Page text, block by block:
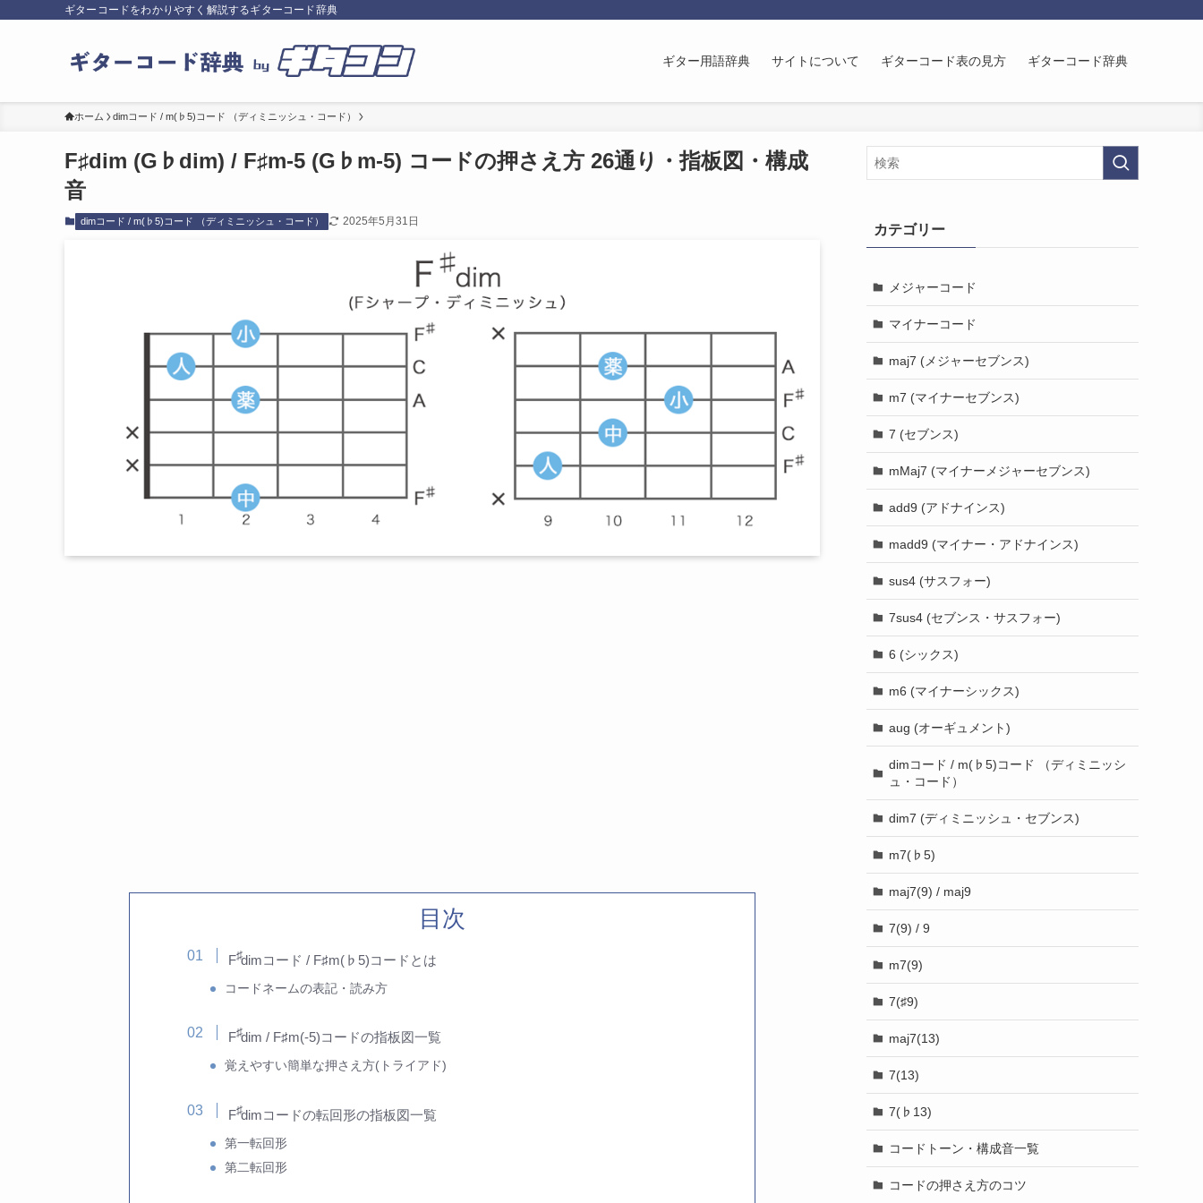
ギターコードをわかりやすく解説するギターコード辞典
ギター用語辞典 サイトについて ギターコード表の見方 ギターコード辞典
ホーム dimコード / m(♭5)コード （ディミニッシュ・コード）
F♯dim (G♭dim) / F♯m-5 (G♭m-5) コードの押さえ方 26通り・指板図・構成
音
dimコード / m(♭5)コード （ディミニッシュ・コード） 2025年5月31日
目次
F♯dimコード / F♯m(♭5)コードとは
コードネームの表記・読み方
F♯dim / F♯m(-5)コードの指板図一覧
覚えやすい簡単な押さえ方(トライアド)
F♯dimコードの転回形の指板図一覧
第一転回形
第二転回形
カテゴリー
メジャーコード
マイナーコード
maj7 (メジャーセブンス)
m7 (マイナーセブンス)
7 (セブンス)
mMaj7 (マイナーメジャーセブンス)
add9 (アドナインス)
madd9 (マイナー・アドナインス)
sus4 (サスフォー)
7sus4 (セブンス・サスフォー)
6 (シックス)
m6 (マイナーシックス)
aug (オーギュメント)
dimコード / m(♭5)コード （ディミニッシ
ュ・コード）
dim7 (ディミニッシュ・セブンス)
m7(♭5)
maj7(9) / maj9
7(9) / 9
m7(9)
7(♯9)
maj7(13)
7(13)
7(♭13)
コードトーン・構成音一覧
コードの押さえ方のコツ